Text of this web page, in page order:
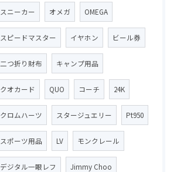
スニーカー オメガ OMEGA
スピードマスター イヤホン ビール券
二つ折り財布 キャンプ用品
クオカード QUO コーチ 24K
クロムハーツ スタージュエリー Pt950
スポーツ用品 LV モンクレール
デジタル一眼レフ Jimmy Choo